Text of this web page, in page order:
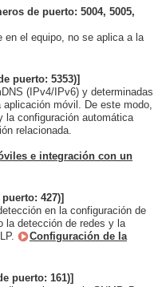
de puerto: 5004, 5005,
en el equipo, no se aplica a la
puerto: 5353)]
(IPv4/IPv6) y determinadas
móvil. De este modo,
la configuración automática
relacionada.
e integración con un
427)]
en la configuración de
la detección de redes y la
Configuración de la
puerto: 161)]